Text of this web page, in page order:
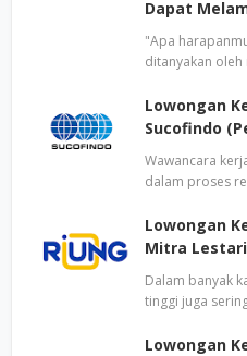
Dapat
"Apa
ditanyakan oleh
Lowongan
Sucofindo
Wawancara
dalam proses
Lowongan
Mitra Lestari
Dalam banyak
tinggi juga
Lowongan